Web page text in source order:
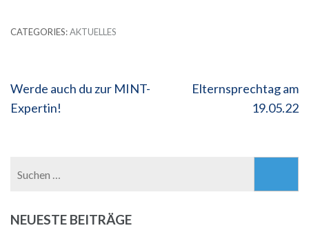
CATEGORIES:AKTUELLES
Beitragsnavigation
Werde auch du zur MINT-
Expertin!
Elternsprechtag am
19.05.22
NEUESTE BEITRÄGE